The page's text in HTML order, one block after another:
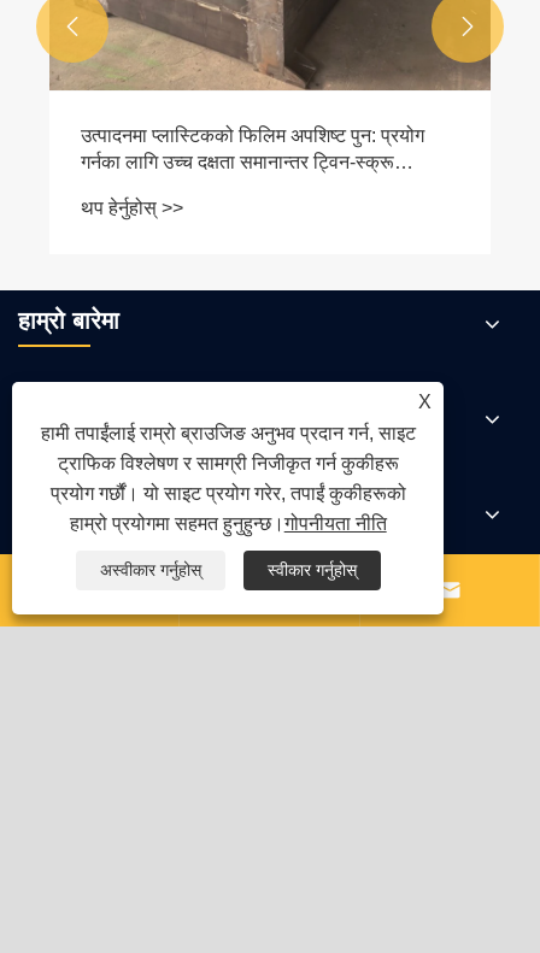
उत्पादनमा प्लास्टिकको फिलिम अपशिष्ट पुन: प्रयोग
गर्नका लागि उच्च दक्षता समानान्तर ट्विन-स्क्रू
थप हेर्नुहोस् >>
 
हाम्रो बारेमा
उत्पादनहरू
समाचार
 
X
हामी तपाईंलाई राम्रो ब्राउजिङ अनुभव प्रदान गर्न, साइट
ट्राफिक विश्लेषण र सामग्री निजीकृत गर्न कुकीहरू
प्रयोग गर्छौं। यो साइट प्रयोग गरेर, तपाईं कुकीहरूको
हाम्रो प्रयोगमा सहमत हुनुहुन्छ।गोपनीयता नीति
अस्वीकार गर्नुहोस् स्वीकार गर्नुहोस्